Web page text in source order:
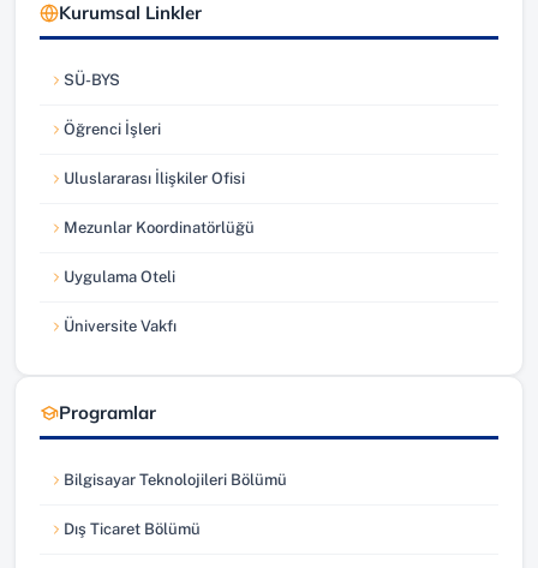
Kurumsal Linkler
SÜ-BYS
(yeni sekmede açılır)
Öğrenci İşleri
(yeni sekmede açılır)
Uluslararası İlişkiler Ofisi
(yeni sekmede açılır)
Mezunlar Koordinatörlüğü
(yeni sekmede açılır)
Uygulama Oteli
(yeni sekmede açılır)
Üniversite Vakfı
(yeni sekmede açılır)
Programlar
Bilgisayar Teknolojileri Bölümü
Dış Ticaret Bölümü